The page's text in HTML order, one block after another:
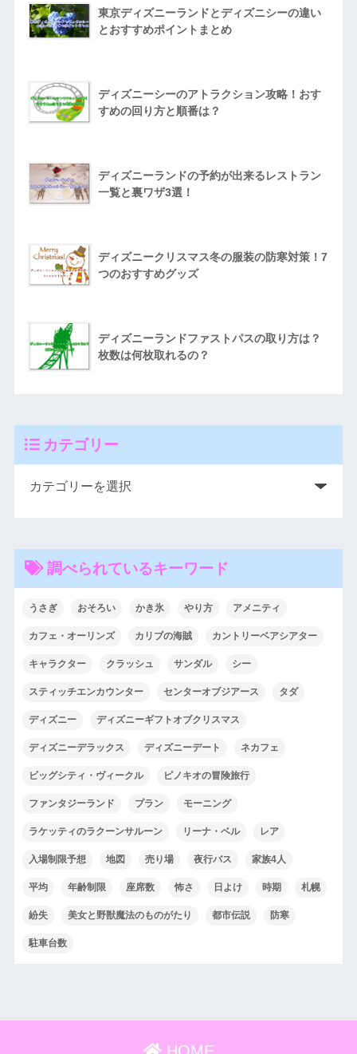
東京ディズニーランドとディズニシーの違い
とおすすめポイントまとめ
ディズニーシーのアトラクション攻略！おす
すめの回り方と順番は？
ディズニーランドの予約が出来るレストラン
一覧と裏ワザ3選！
ディズニークリスマス冬の服装の防寒対策！7
つのおすすめグッズ
ディズニーランドファストパスの取り方は？
枚数は何枚取れるの？
カテゴリー
調べられているキーワード
うさぎ おそろい かき氷 やり方 アメニティ
カフェ・オーリンズ カリブの海賊 カントリーベアシアター
キャラクター クラッシュ サンダル シー
スティッチエンカウンター センターオブジアース タダ
ディズニー ディズニーギフトオブクリスマス
ディズニーデラックス ディズニーデート ネカフェ
ビッグシティ・ヴィークル ピノキオの冒険旅行
ファンタジーランド プラン モーニング
ラケッティのラクーンサルーン リーナ・ベル レア
入場制限予想 地図 売り場 夜行バス 家族4人
平均 年齢制限 座席数 怖さ 日よけ 時期 札幌
紛失 美女と野獣魔法のものがたり 都市伝説 防寒
駐車台数